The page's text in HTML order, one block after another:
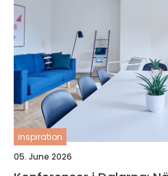
inspiration
05. June 2026